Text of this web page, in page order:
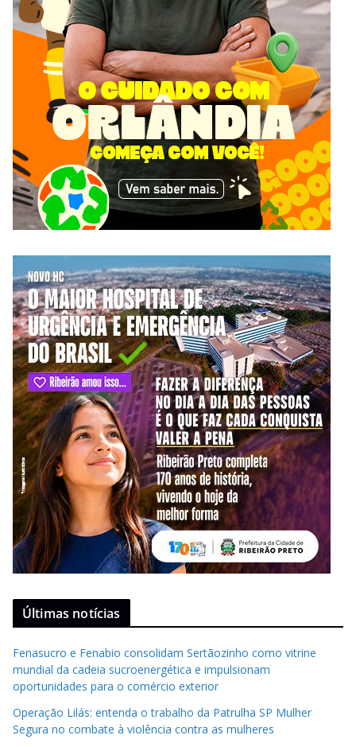
Últimas notícias
Fenasucro e Fenabio consolidam Sertãozinho como vitrine
mundial da cadeia sucroenergética e impulsionam
oportunidades para o comércio exterior
Operação Lilás: entenda o trabalho da Patrulha SP Mulher
Segura no combate à violência contra as mulheres